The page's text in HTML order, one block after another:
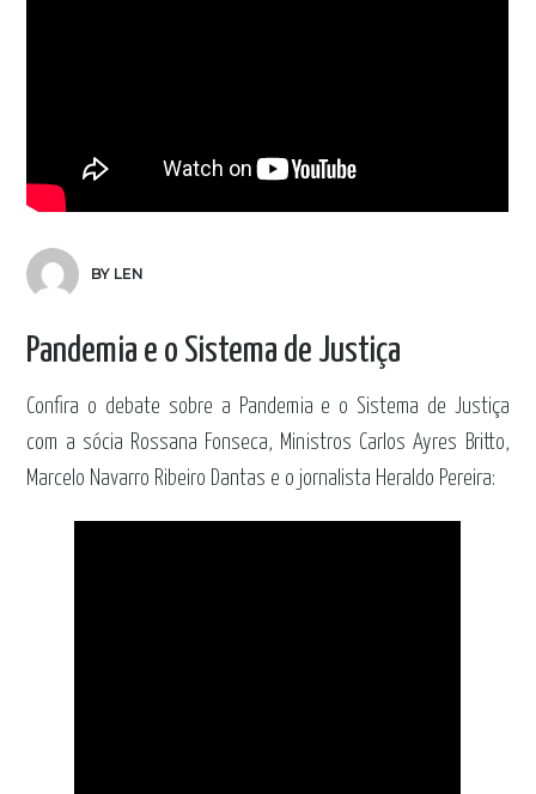
BY LEN
Pandemia e o Sistema de Justiça
Confira o debate sobre a Pandemia e o Sistema de Justiça
com a sócia Rossana Fonseca, Ministros Carlos Ayres Britto,
Marcelo Navarro Ribeiro Dantas e o jornalista Heraldo Pereira: